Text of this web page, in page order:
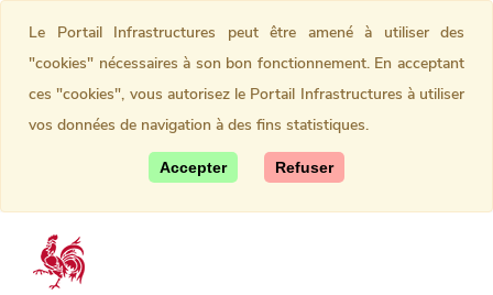
Le Portail Infrastructures peut être amené à utiliser des
"cookies" nécessaires à son bon fonctionnement. En acceptant
ces "cookies", vous autorisez le Portail Infrastructures à utiliser
vos données de navigation à des fins statistiques.
Accepter Refuser